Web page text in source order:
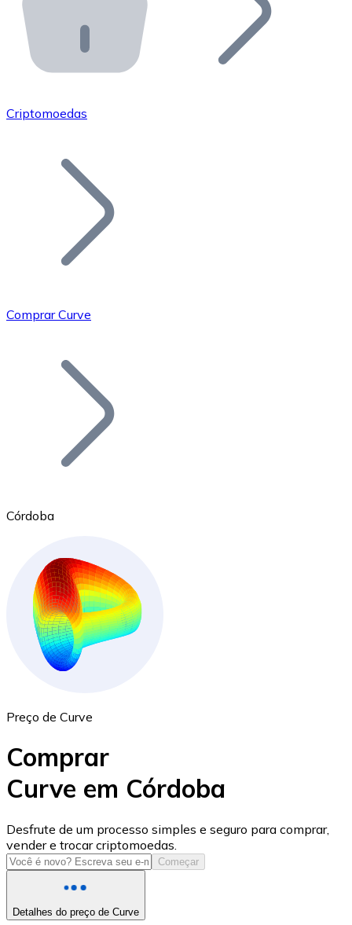
API Bitnovo
Integre nossa API no seu ecossistema.
Junte-se à nossa rede de revendedores e comercialize
Adicione o token do seu projeto ao nosso serviço de
Bitcoin
Ethereum
ETH
USD Coin
USDC
Criptomoedas
Comprar Curve
Córdoba
Preço de Curve
Comprar
Curve em Córdoba
Desfrute de um processo simples e seguro para comprar,
vender e trocar criptomoedas.
Começar
Detalhes do preço de Curve